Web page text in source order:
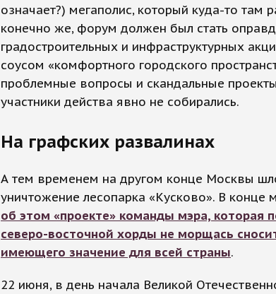
означает?) мегаполис, который куда-то там
конечно же, форум должен был стать
градостроительных и инфраструктурных
соусом «комфортного городского
проблемные вопросы и скандальные
участники действа явно не собирались.
На графских развалинах
А тем временем на другом конце Москвы
уничтожение лесопарка «Кусково». В конце
об этом «проекте» команды мэра, которая
северо-восточной хорды не морщась
имеющего значение для всей страны.
22 июня, в день начала Великой